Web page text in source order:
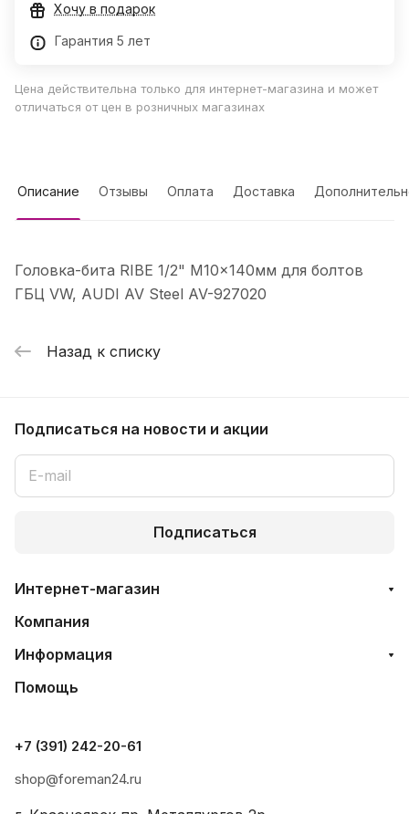
Хочу в подарок
Гарантия 5 лет
Цена действительна только для интернет-магазина и может
отличаться от цен в розничных магазинах
Описание Отзывы Оплата Доставка
Головка-бита RIBE 1/2" M10x140мм для болтов
ГБЦ VW, AUDI AV Steel AV-927020
Назад к списку
Подписаться на новости и акции
Подписаться
Интернет-магазин
Компания
Информация
Помощь
+7 (391) 242-20-61
shop@foreman24.ru